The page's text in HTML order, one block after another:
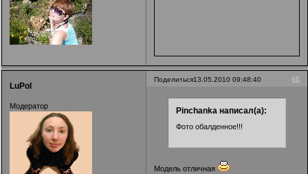
Поделиться 46
13.05.2010 09:48:40
LuPol
Модератор Pinchanka написал(а):
Фото обалденное!!!
Модель отличная